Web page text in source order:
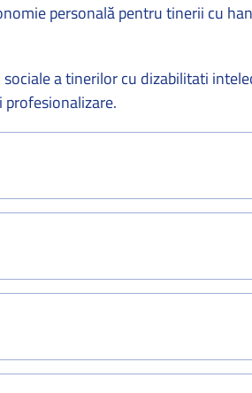
personală pentru tinerii cu
a tinerilor cu dizabilitati
profesionalizare.